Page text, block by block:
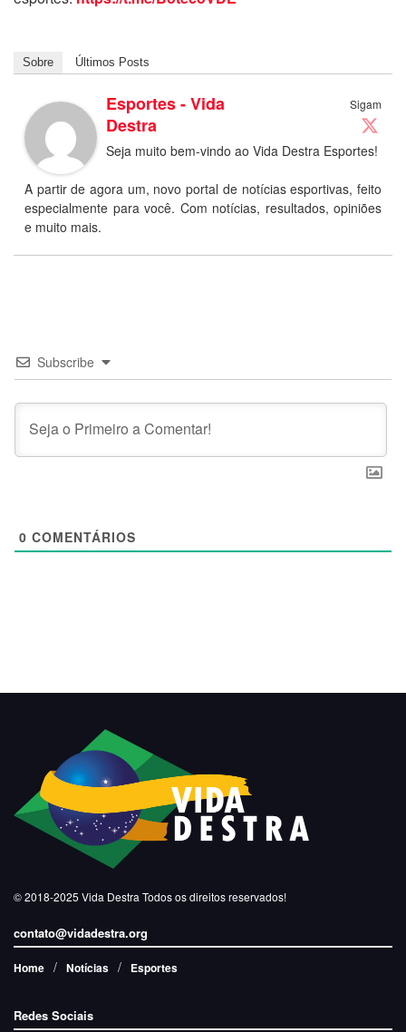
Sobre Últimos Posts
Sigam
Esportes - Vida
Destra
Seja muito bem-vindo ao Vida Destra Esportes!
A partir de agora um, novo portal de notícias esportivas, feito
especialmente para você. Com notícias, resultados, opiniões
e muito mais.
Subscribe
0 COMENTÁRIOS
© 2018-2025 Vida Destra Todos os direitos reservados!
contato@vidadestra.org
Home Notícias Esportes
Redes Sociais